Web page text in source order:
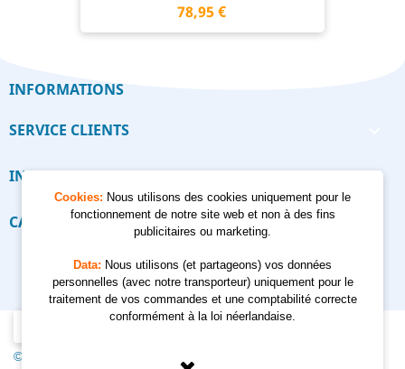
Prix
78,95 €
INFORMATIONS
SERVICE CLIENTS
INFORMATIONS 
CALCULATEUR
Cookies: Nous utilisons des cookies uniquement pour le
fonctionnement de notre site web et non à des fins
publicitaires ou marketing.
Data: Nous utilisons (et partageons) vos données
personnelles (avec notre transporteur) uniquement pour le
traitement de vos commandes et une comptabilité correcte
conformément à la loi néerlandaise.
© 2012 - 2026 Kempkes Waterpompen